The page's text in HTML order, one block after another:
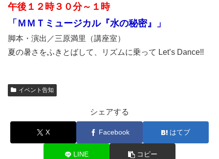
午後１２時３０分～１時
「ＭＭＴミュージカル『水の秘密』」
脚本・演出／三原満里（講座室）
夏の暑さをふきとばして、リズムに乗って Let’s Dance!!
イベント告知
シェアする
X Facebook はてブ
LINE コピー